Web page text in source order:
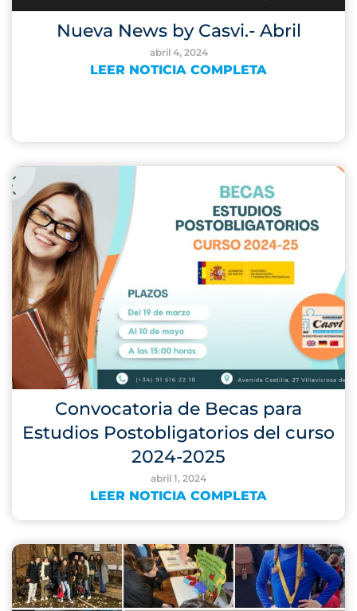
Nueva News by Casvi.- Abril
abril 4, 2024
LEER NOTICIA COMPLETA
Convocatoria de Becas para
Estudios Postobligatorios del curso
2024-2025
abril 1, 2024
LEER NOTICIA COMPLETA